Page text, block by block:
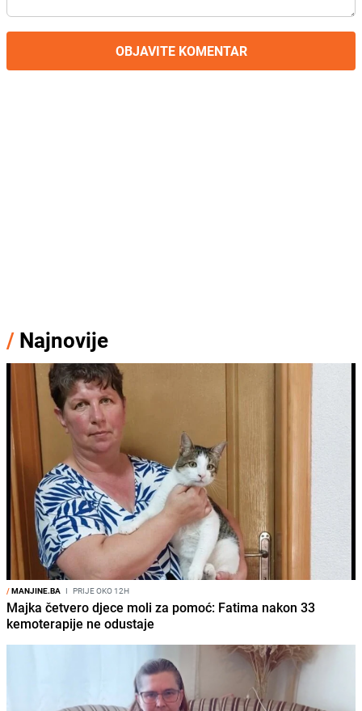
OBJAVITE KOMENTAR
/ Najnovije
/MANJINE.BA I PRIJE OKO 12H
Majka četvero djece moli za pomoć: Fatima nakon 33
kemoterapije ne odustaje